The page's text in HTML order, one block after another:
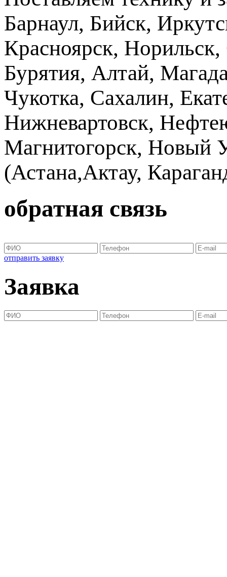
Барнаул, Бийск,
Красноярск,
Бурятия, Алтай,
Чукотка, Сахалин,
Нижневартовск,
Магнитогорск, Новый
(Астана,Актау,
обратная связь
отправить заявку
Заявка